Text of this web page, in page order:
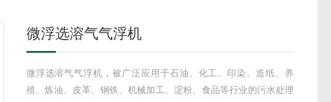
微浮选溶气气浮机
微浮选溶气气浮机，被广泛应用于石油、化工、印染、造纸、养
殖、炼油、皮革、钢铁、机械加工、淀粉、食品等行业的污水处理